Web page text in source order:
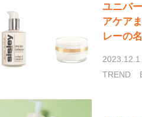
ユニバ
アケア
レーの
2023.12.1
TREND